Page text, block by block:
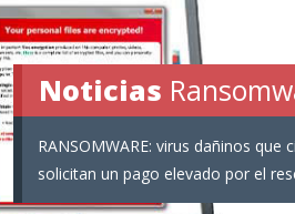
Noticias
RANSOMWARE: virus dañinos
solicitan un pago elevado por el
Ransomware:
Informaci�n